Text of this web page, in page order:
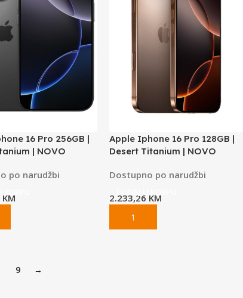
16 Pro 256GB |
| NOVO
po narudžbi
KM
Apple Iphone 16 Pro 128GB |
Desert Titanium | NOVO
Dostupno po narudžbi
2.233,26 KM
9 →